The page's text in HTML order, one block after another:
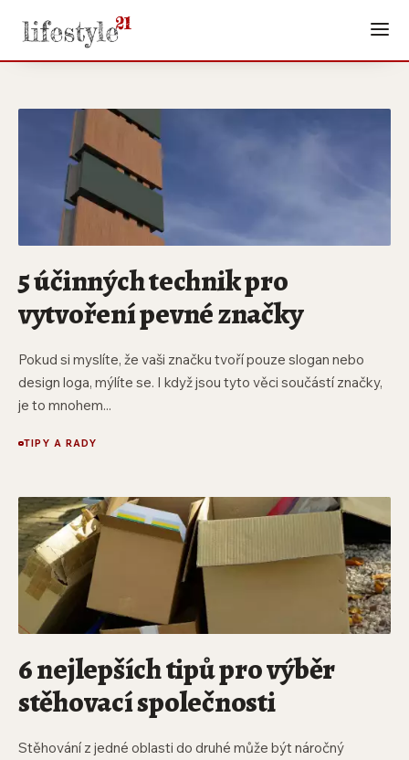
5 účinných technik pro
vytvoření pevné značky
Pokud si myslíte, že vaši značku tvoří pouze slogan nebo
design loga, mýlíte se. I když jsou tyto věci součástí značky,
je to mnohem...
TIPY A RADY
6 nejlepších tipů pro výběr
stěhovací společnosti
Stěhování z jedné oblasti do druhé může být náročný